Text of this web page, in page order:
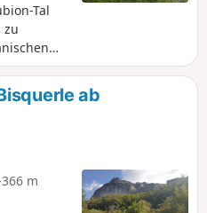
Tal
zu
oben
ein
Tal,
und den
ab
m